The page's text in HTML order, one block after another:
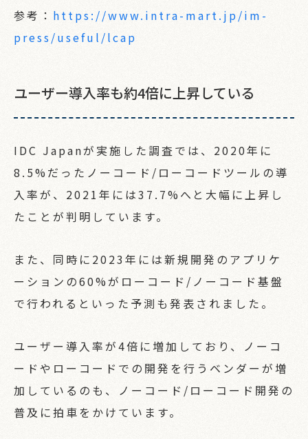
参考： https://www.intra-mart.jp/im-
press/useful/lcap
ユーザー導入率も約4倍に上昇している
IDC Japanが実施した調査では、2020年に
8.5%だったノーコード/ローコードツールの導
入率が、2021年には37.7%へと大幅に上昇し
たことが判明しています。
また、同時に2023年には新規開発のアプリケ
ーションの60%がローコード/ノーコード基盤
で行われるといった予測も発表されました。
ユーザー導入率が4倍に増加しており、ノーコ
ードやローコードでの開発を行うベンダーが増
加しているのも、ノーコード/ローコード開発の
普及に拍車をかけています。